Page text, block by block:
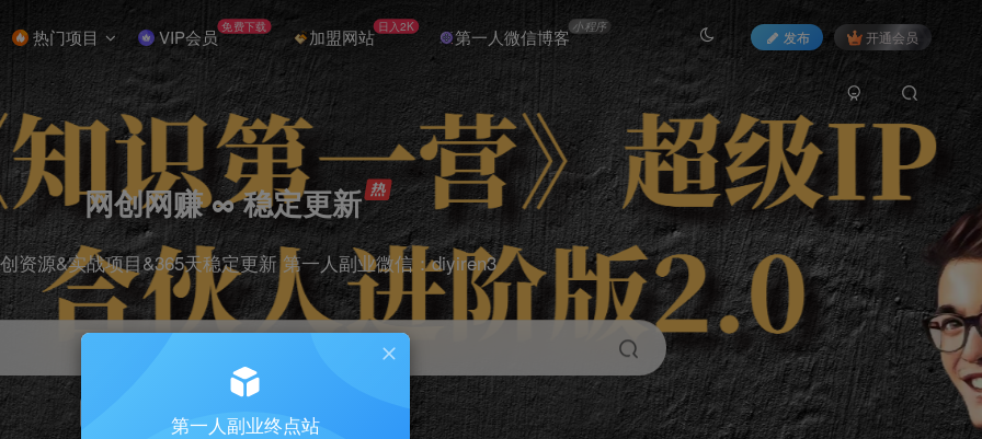
热门项目 VIP会员 免费下载 加盟网站 日入2K 第一人微信博客小程序
发布 开通会员
网创网赚 ∞ 稳定更新
资源&实战项目&365天稳定更新 第一人副业微信：diyiren3
引流 剪辑 短视频
第一人副业终点站